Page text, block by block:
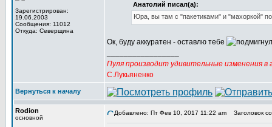
Зарегистрирован:
19.06.2003
Сообщения: 11012
Откуда: Северщина
Анатолий писал(а):
Юра, вы там с "пакетиками" и "махоркой"
Ок, буду аккуратен - оставлю тебе
Пуля производит удивительные изменения в
С.Лукьяненко
Вернуться к началу
Rodion
основной
Добавлено: Пт Фев 10, 2017 11:22 am Заголовок